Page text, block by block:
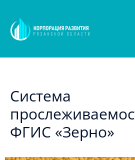
Система
ФГИС «Зерно»